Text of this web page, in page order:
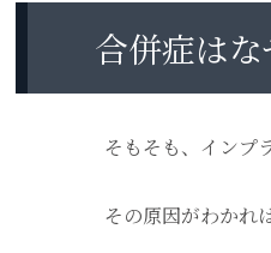
合併症はな
そもそも、インプ
その原因がわかれ